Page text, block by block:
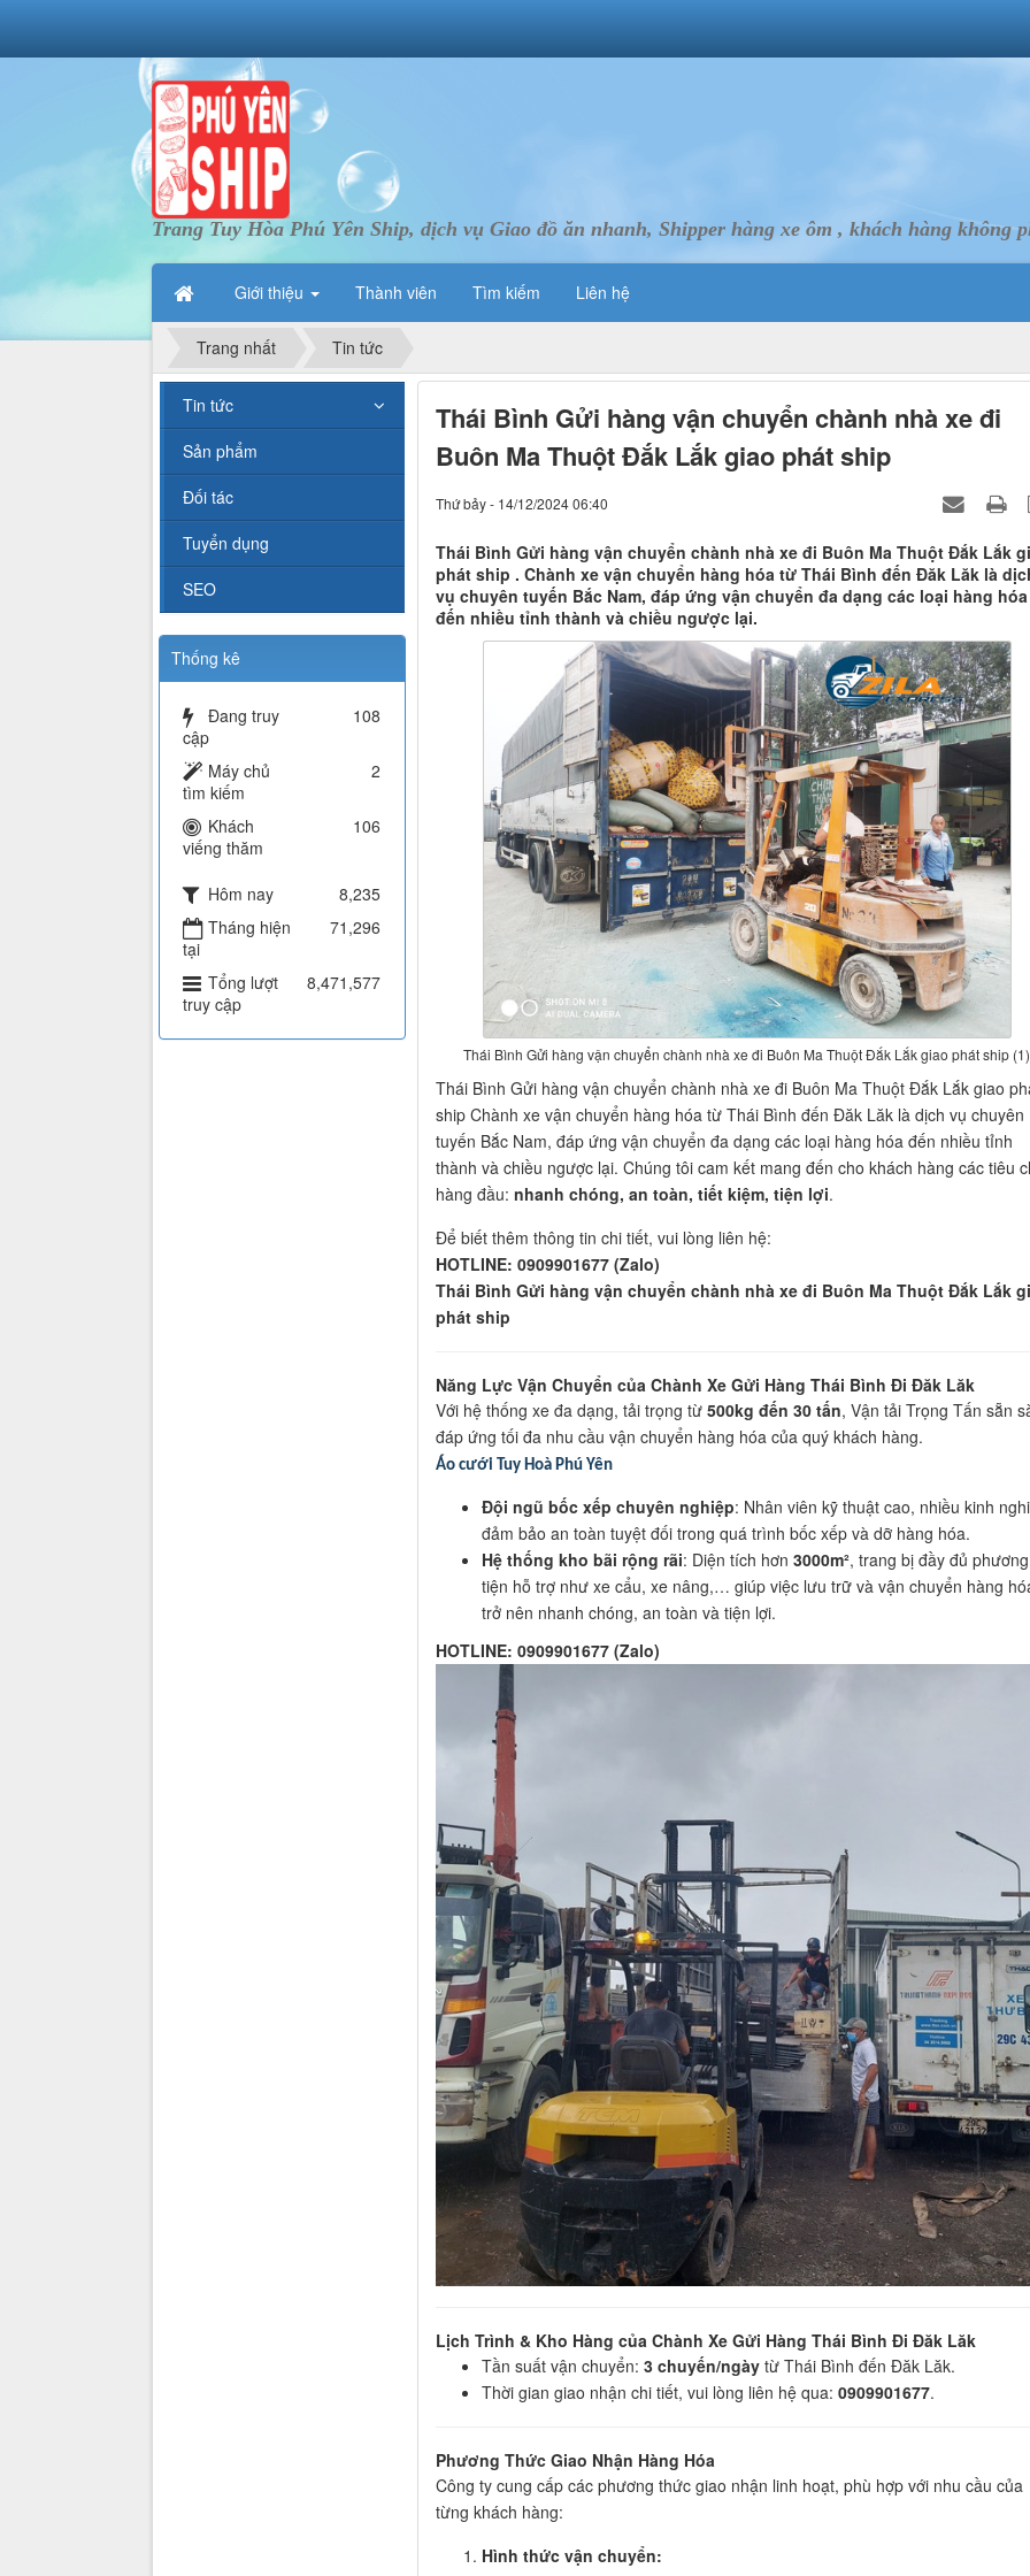
Trang Tuy Hòa Phú Yên Ship, dịch vụ Giao đồ ăn nhanh, Shipper hàng xe ôm , khách hàng không
Giới thiệu Thành viên Tìm kiếm Liên hệ
Trang nhất Tin tức
Thái Bình Gửi hàng vận chuyển chành nhà xe đi
Buôn Ma Thuột Đắk Lắk giao phát ship
Thứ bảy - 14/12/2024 06:40
Thái Bình Gửi hàng vận chuyển chành nhà xe đi Buôn Ma Thuột Đắk Lắk
phát ship . Chành xe vận chuyển hàng hóa từ Thái Bình đến Đăk Lăk là
vụ chuyên tuyến Bắc Nam, đáp ứng vận chuyển đa dạng các loại hàng hóa
đến nhiều tỉnh thành và chiều ngược lại.
Thái Bình Gửi hàng vận chuyển chành nhà xe đi Buôn Ma Thuột Đắk Lắk giao phát ship (1)
Thái Bình Gửi hàng vận chuyển chành nhà xe đi Buôn Ma Thuột Đắk Lắk giao
ship Chành xe vận chuyển hàng hóa từ Thái Bình đến Đăk Lăk là dịch vụ chuyên
tuyến Bắc Nam, đáp ứng vận chuyển đa dạng các loại hàng hóa đến nhiều tỉnh
thành và chiều ngược lại. Chúng tôi cam kết mang đến cho khách hàng các tiêu
hàng đầu: nhanh chóng, an toàn, tiết kiệm, tiện lợi.
Để biết thêm thông tin chi tiết, vui lòng liên hệ:
HOTLINE: 0909901677 (Zalo)
Thái Bình Gửi hàng vận chuyển chành nhà xe đi Buôn Ma Thuột Đắk Lắk
phát ship
Năng Lực Vận Chuyển của Chành Xe Gửi Hàng Thái Bình Đi Đăk Lăk
Với hệ thống xe đa dạng, tải trọng từ 500kg đến 30 tấn, Vận tải Trọng Tấn sẵn
đáp ứng tối đa nhu cầu vận chuyển hàng hóa của quý khách hàng.
Áo cưới Tuy Hoà Phú Yên
Đội ngũ bốc xếp chuyên nghiệp: Nhân viên kỹ thuật cao, nhiều kinh
đảm bảo an toàn tuyệt đối trong quá trình bốc xếp và dỡ hàng hóa.
Hệ thống kho bãi rộng rãi: Diện tích hơn 3000m², trang bị đầy đủ phương
tiện hỗ trợ như xe cẩu, xe nâng,… giúp việc lưu trữ và vận chuyển hàng
trở nên nhanh chóng, an toàn và tiện lợi.
HOTLINE: 0909901677 (Zalo)
Lịch Trình & Kho Hàng của Chành Xe Gửi Hàng Thái Bình Đi Đăk Lăk
Tần suất vận chuyển: 3 chuyến/ngàytừ Thái Bình đến Đăk Lăk.
Thời gian giao nhận chi tiết, vui lòng liên hệ qua: 0909901677.
Phương Thức Giao Nhận Hàng Hóa
Công ty cung cấp các phương thức giao nhận linh hoạt, phù hợp với nhu cầu của
từng khách hàng:
Hình thức vận chuyển:
Tin tức
Sản phẩm
Đối tác
Tuyển dụng
SEO
Thống kê
Đang truy
cập
108
Máy chủ
tìm kiếm
2
Khách
viếng thăm
106
Hôm nay
8,235
Tháng hiện
tại
71,296
Tổng lượt
truy cập
8,471,577